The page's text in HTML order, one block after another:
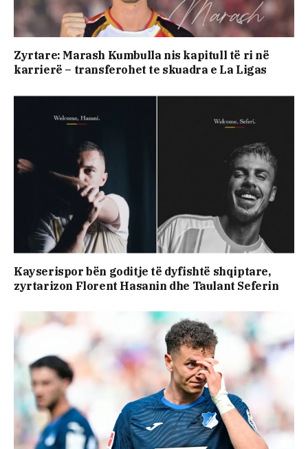
Zyrtare: Marash Kumbulla nis kapitull të ri në
karrierë – transferohet te skuadra e La Ligas
Kayserispor bën goditje të dyfishtë shqiptare,
zyrtarizon Florent Hasanin dhe Taulant Seferin